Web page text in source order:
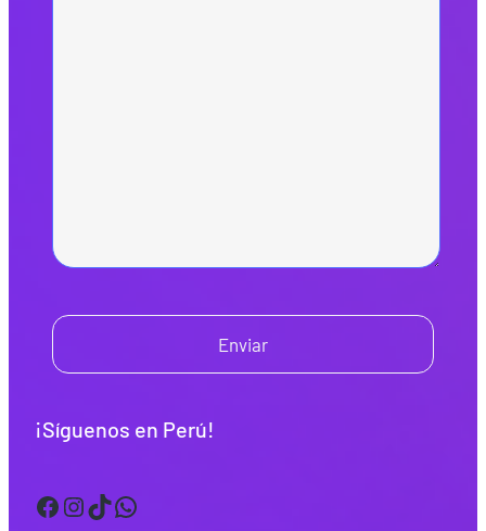
Enviar
¡Síguenos en Perú!
Facebook InstagramTikTok WhatsApp